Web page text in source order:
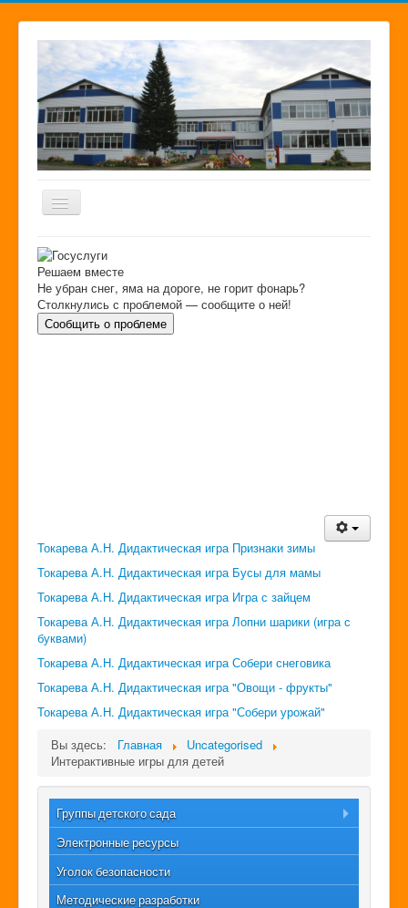
Главная страница
Сведения об образовательной организации
Новости
Карта сайта
Решаем вместе
Не убран снег, яма на дороге, не горит фонарь?
Столкнулись с проблемой — сообщите о ней!
Сообщить о проблеме
Токарева А.Н. Дидактическая игра Признаки зимы
Токарева А.Н. Дидактическая игра Бусы для мамы
Токарева А.Н. Дидактическая игра Игра с зайцем
Токарева А.Н. Дидактическая игра Лопни шарики (игра с
буквами)
Токарева А.Н. Дидактическая игра Собери снеговика
Токарева А.Н. Дидактическая игра "Овощи - фрукты"
Токарева А.Н. Дидактическая игра "Собери урожай"
Вы здесь:
Главная
Uncategorised
Интерактивные игры для детей
Группы детского сада
Первая младшая группа "Солнышко"
Первая младшая группа "Колобок"
Электронные ресурсы
Уголок безопасности
Методические разработки